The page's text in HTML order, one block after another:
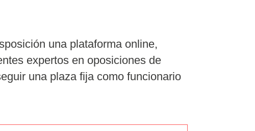
una plataforma online,
expertos en oposiciones de
una plaza fija como funcionario